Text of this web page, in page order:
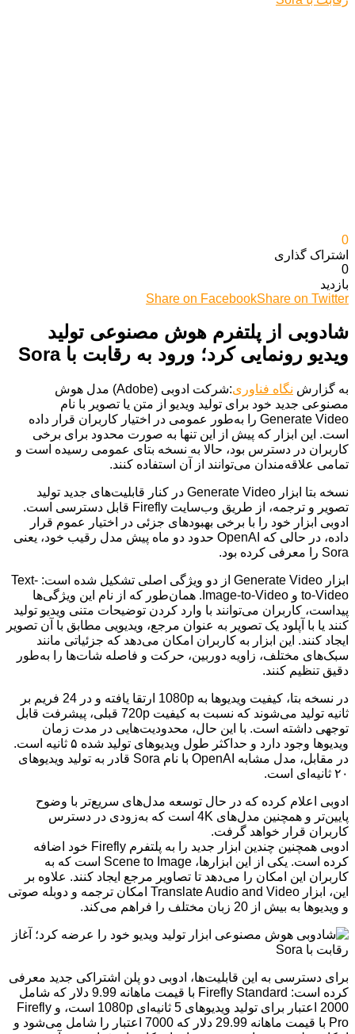
0
اشتراک گذاری‌
0
بازدید
Share on FacebookShare on Twitter
شادوبی از پلتفرم هوش مصنوعی تولید
ویدیو رونمایی کرد؛ ورود به رقابت با Sora
به گزارش نگاه فناوری
:شرکت ادوبی (Adobe) مدل هوش
مصنوعی جدید خود برای تولید ویدیو از متن یا تصویر با نام
Generate Video را به‌طور عمومی در اختیار کاربران قرار داده
است. این ابزار که پیش از این تنها به صورت محدود برای برخی
کاربران در دسترس بود، حالا به نسخه بتای عمومی رسیده است و
تمامی علاقه‌مندان می‌توانند از آن استفاده کنند.
نسخه بتا ابزار Generate Video در کنار قابلیت‌های جدید تولید
تصویر و ترجمه، از طریق وب‌سایت Firefly قابل دسترسی است.
ادوبی ابزار خود را با برخی بهبودهای جزئی در اختیار عموم قرار
داده، در حالی که OpenAI حدود دو ماه پیش مدل رقیب خود، یعنی
Sora را معرفی کرده بود.
ابزار Generate Video از دو ویژگی اصلی تشکیل شده است: Text-
to-Video و Image-to-Video. همان‌طور که از نام این ویژگی‌ها
پیداست، کاربران می‌توانند با وارد کردن توضیحات متنی ویدیو تولید
کنند یا با آپلود یک تصویر به عنوان مرجع، ویدیویی مطابق با آن تصویر
ایجاد کنند. این ابزار به کاربران امکان می‌دهد که جزئیاتی مانند
سبک‌های مختلف، زاویه دوربین، حرکت و فاصله شات‌ها را به‌طور
دقیق تنظیم کنند.
در نسخه بتا، کیفیت ویدیوها به 1080p ارتقا یافته و در 24 فریم بر
ثانیه تولید می‌شوند که نسبت به کیفیت 720p قبلی، پیشرفت قابل
توجهی داشته است. با این حال، محدودیت‌هایی در مدت زمان
ویدیوها وجود دارد و حداکثر طول ویدیوهای تولید شده ۵ ثانیه است.
در مقابل، مدل مشابه OpenAI با نام Sora قادر به تولید ویدیوهای
۲۰ ثانیه‌ای است.
ادوبی اعلام کرده که در حال توسعه مدل‌های سریع‌تر با وضوح
پایین‌تر و همچنین مدل‌های 4K است که به‌زودی در دسترس
کاربران قرار خواهد گرفت.
ادوبی همچنین چندین ابزار جدید را به پلتفرم Firefly خود اضافه
کرده است. یکی از این ابزارها، Scene to Image است که به
کاربران این امکان را می‌دهد تا تصاویر مرجع ایجاد کنند. علاوه بر
این، ابزار Translate Audio and Video امکان ترجمه و دوبله صوتی
و ویدیوها به بیش از 20 زبان مختلف را فراهم می‌کند.
برای دسترسی به این قابلیت‌ها، ادوبی دو پلن اشتراکی جدید معرفی
کرده است: Firefly Standard با قیمت ماهانه 9.99 دلار که شامل
2000 اعتبار برای تولید ویدیوهای 5 ثانیه‌ای 1080p است، و Firefly
Pro با قیمت ماهانه 29.99 دلار که 7000 اعتبار را شامل می‌شود و